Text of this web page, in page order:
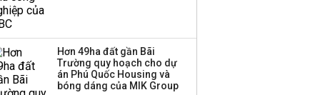
Hơn 49ha đất gần Bãi
Trường quy hoạch cho dự
án Phú Quốc Housing và
bóng dáng của MIK Group